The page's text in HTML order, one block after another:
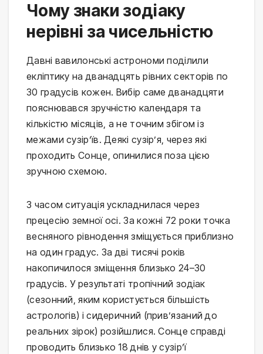
Чому знаки зодіаку
нерівні за чисельністю
Давні вавилонські астрономи поділили
екліптику на дванадцять рівних секторів по
30 градусів кожен. Вибір саме дванадцяти
пояснювався зручністю календаря та
кількістю місяців, а не точним збігом із
межами сузір’їв. Деякі сузір’я, через які
проходить Сонце, опинилися поза цією
зручною схемою.
З часом ситуація ускладнилася через
прецесію земної осі. За кожні 72 роки точка
весняного рівнодення зміщується приблизно
на один градус. За дві тисячі років
накопичилося зміщення близько 24–30
градусів. У результаті тропічний зодіак
(сезонний, яким користується більшість
астрологів) і сидеричний (прив’язаний до
реальних зірок) розійшлися. Сонце справді
проводить близько 18 днів у сузір’ї